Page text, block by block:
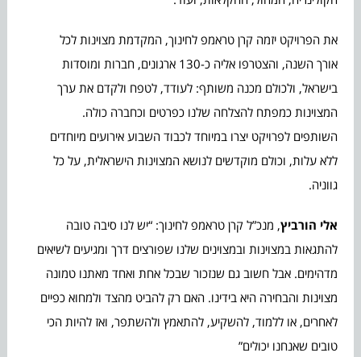
את הפרויקט יזמה קרן טראמפ לחינוך, המקדמת מצוינות לכל
אורך השנה, והצטרפו אליה כ-130 ארגונים, חברות ומוסדות
בישראל, ולכולם מכנה משותף: לעודד, לטפח ולקדם את ערך
המצוינות כמפתח להצלחה שלנו כפרטים וכחברה כולה.
השותפים לפרויקט יצרו במיוחד לכבוד השבוע אירועים מיוחדים
ללא עלות, וכולם מוקדשים לנושא המצוינות הישראלית, על כל
גווניה.
אלי הורביץ, מנכ”ל קרן טראמפ לחינוך: “יש לנו סיבה טובה
להתגאות במצוינות ובמצוינים שלנו שפורצים דרך ומגיעים לשיאים
מדהימים. אבל חשוב גם שנזכור שבכל אחת ואחד מאתנו טמונה
מצוינות והבחירה היא בידינו. האם רק להביט מהצד ולמחוא כפיים
לאחרים, או ללמוד, להשקיע, להתאמץ ולהשתפר, ואז להיות הכי
טובים שאנחנו יכולים”